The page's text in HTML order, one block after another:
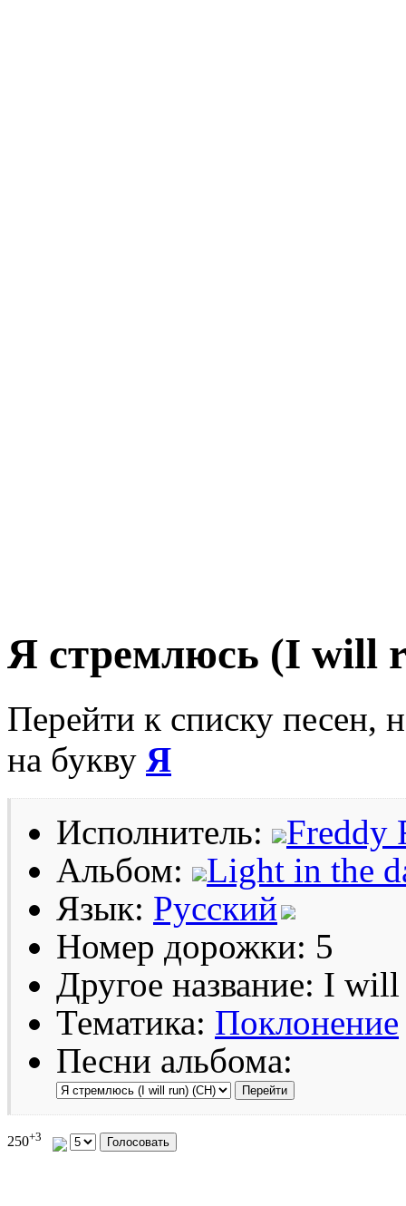
Я стремлюсь (I will
Перейти к списку песен,
на букву Я
Исполнитель:
Freddy
Альбом:
Light in the
Язык: Русский
Номер дорожки: 5
Другое название: I
Тематика: Поклонение
Песни альбома:
250+3